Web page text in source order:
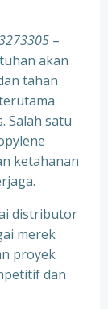
–
akan
tahan
Salah satu
ketahanan
distributor
merek
proyek
dan